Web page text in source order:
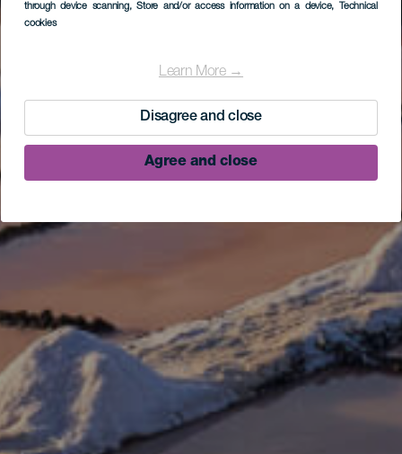
through device scanning, Store and/or access information on a device, Technical
cookies
Learn More →
Disagree and close
Agree and close